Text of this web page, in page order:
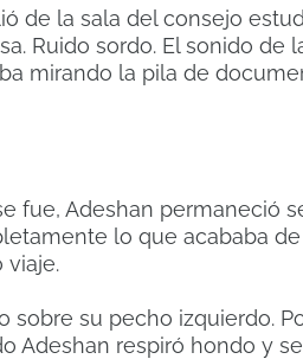
de la sala del consejo
Ruido sordo. El sonido de
mirando la pila de
fue, Adeshan permaneció
lo que acababa de
viaje.
sobre su pecho izquierdo.
Adeshan respiró hondo y